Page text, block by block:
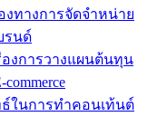
ทางการจัดจำหน่าย
รนด์
งการวางแผนต้นทุน
ในการทำคอนเท้นต์